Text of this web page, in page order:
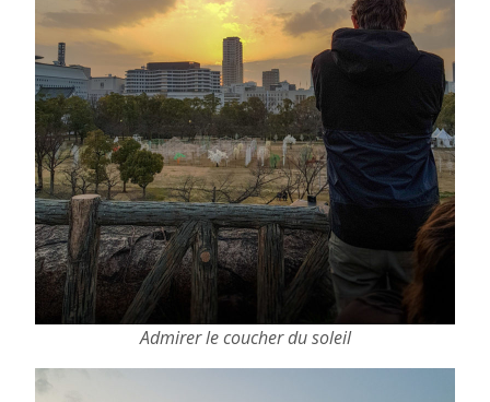
Admirer le coucher du soleil